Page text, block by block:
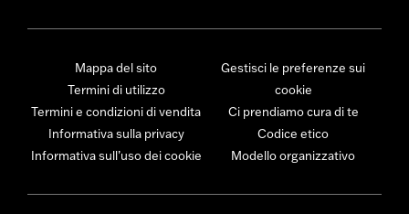
Mappa del sito
Termini di utilizzo
Termini e condizioni di vendita
Informativa sulla privacy
Informativa sull’uso dei cookie
Gestisci le preferenze sui
cookie
Ci prendiamo cura di te
Codice etico
Modello organizzativo